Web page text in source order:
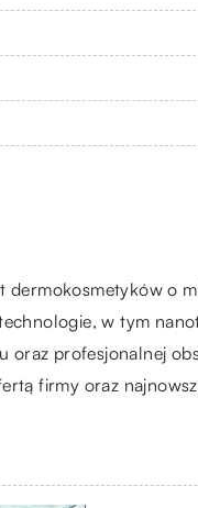
dermokosmetyków o
w tym
profesjonalnej
firmy oraz